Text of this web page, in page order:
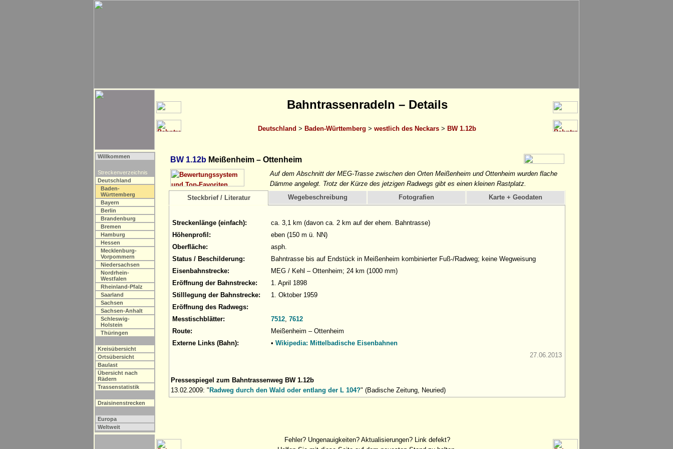
Bahntrassenradeln – Details
Deutschland > Baden-Württemberg > westlich des Neckars > BW 1.12b
Willkommen
Streckenverzeichnis
Deutschland
Baden-
Württemberg
Bayern
Berlin
Brandenburg
Bremen
Hamburg
Hessen
Mecklenburg-
Vorpommern
Niedersachsen
Nordrhein-
Westfalen
Rheinland-Pfalz
Saarland
Sachsen
Sachsen-Anhalt
Schleswig-
Holstein
Thüringen
Kreisübersicht
Ortsübersicht
Baulast
Übersicht nach
Rädern
Trassenstatistik
Draisinenstrecken
Europa
Weltweit
BW 1.12b Meißenheim – Ottenheim
Auf dem Abschnitt der MEG-Trasse zwischen den Orten Meißenheim und Ottenheim wurden flache
Dämme angelegt. Trotz der Kürze des jetzigen Radwegs gibt es einen kleinen Rastplatz.
Steckbrief / Literatur
Wegebeschreibung Fotografien Karte + Geodaten
Streckenlänge (einfach):
ca. 3,1 km (davon ca. 2 km auf der ehem. Bahntrasse)
Höhenprofil:
eben (150 m ü. NN)
Oberfläche:
asph.
Status / Beschilderung:
Bahntrasse bis auf Endstück in Meißenheim kombinierter Fuß-/Radweg; keine Wegweisung
Eisenbahnstrecke:
MEG / Kehl – Ottenheim; 24 km (1000 mm)
Eröffnung der Bahnstrecke:
1. April 1898
Stilllegung der Bahnstrecke:
1. Oktober 1959
Eröffnung des Radwegs:
Messtischblätter:
7512, 7612
Route:
Meißenheim – Ottenheim
Externe Links (Bahn):
• Wikipedia: Mittelbadische Eisenbahnen
27.06.2013
Pressespiegel zum Bahntrassenweg BW 1.12b
13.02.2009: "Radweg durch den Wald oder entlang der L 104?" (Badische Zeitung, Neuried)
Fehler? Ungenauigkeiten? Aktualisierungen? Link defekt?